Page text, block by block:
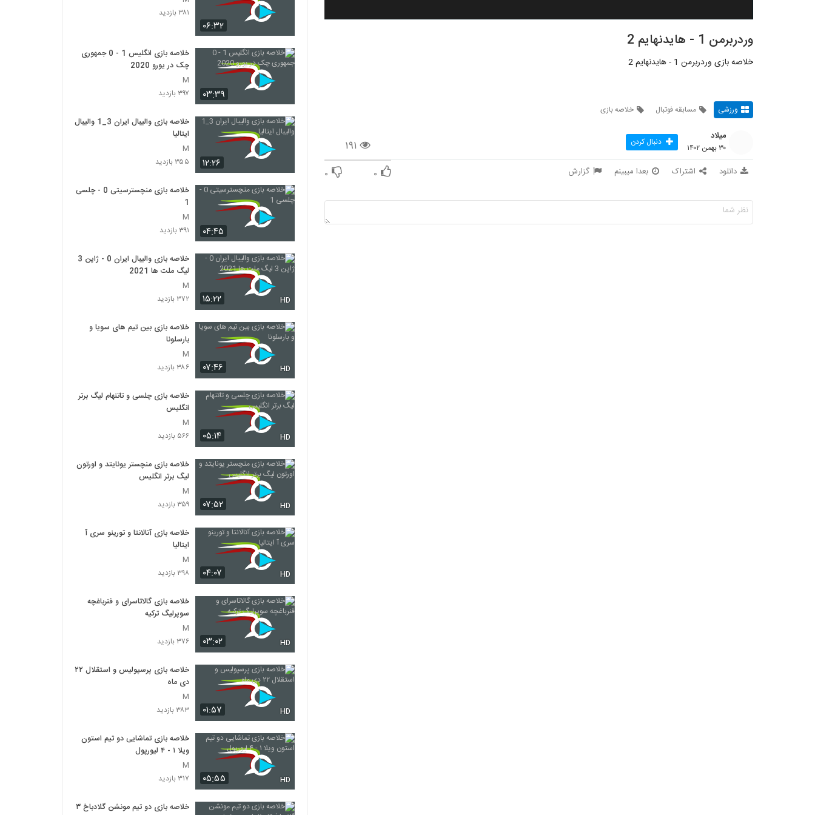
وردربرمن 1 - هایدنهایم 2
خلاصه بازی وردربرمن 1 - هایدنهایم 2
ورزشی مسابقه فوتبال خلاصه بازی
۱۹۱
میلاد
۳۰ بهمن ۱۴۰۲ دنبال کردن
دانلود اشتراک بعدا میبینم گزارش ۰ ۰
۰۶:۳۲
۳۸۱ بازدید
۰۳:۳۹
خلاصه بازی انگلیس 1 - 0 جمهوری
چک در یورو 2020
M
۳۹۷ بازدید
۱۲:۲۶
خلاصه بازی والیبال ایران 3_1 والیبال
ایتالیا
M
۳۵۵ بازدید
۰۴:۴۵
خلاصه بازی منچسترسیتی 0 - چلسی
1
M
۳۹۱ بازدید
۱۵:۲۲ HD
خلاصه بازی والیبال ایران 0 - ژاپن 3
لیگ ملت ها 2021
M
۳۷۲ بازدید
۰۷:۴۶ HD
خلاصه بازی بین تیم های سویا و
بارسلونا
M
۳۸۶ بازدید
۰۵:۱۴ HD
خلاصه بازی چلسی و تاتنهام لیگ برتر
انگلیس
M
۵۶۶ بازدید
۰۷:۵۲ HD
خلاصه بازی منچستر یونایتد و اورتون
لیگ برتر انگلیس
M
۳۵۹ بازدید
۰۴:۰۷ HD
خلاصه بازی آتالانتا و تورینو سری آ
ایتالیا
M
۳۹۸ بازدید
۰۳:۰۲ HD
خلاصه بازی گالاتاسرای و فنرباغچه
سوپرلیگ ترکیه
M
۳۷۶ بازدید
۰۱:۵۷ HD
خلاصه بازی پرسپولیس و استقلال ۲۲
دی ماه
M
۳۸۳ بازدید
۰۵:۵۵ HD
خلاصه بازی تماشایی دو تیم استون
ویلا ۱ - ۴ لیورپول
M
۳۱۷ بازدید
خلاصه بازی دو تیم مونشن گلادباخ ۳